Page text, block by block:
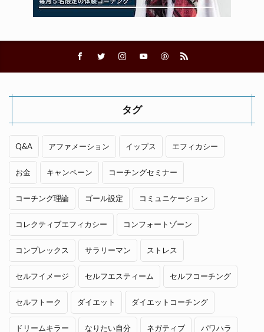
タグ
Q&A アファメーション イップス エフィカシー
お金 キャンペーン コーチングセミナー
コーチング理論 ゴール設定 コミュニケーション
コレクティブエフィカシー コンフォートゾーン
コンプレックス サラリーマン ストレス
セルフイメージ セルフエスティーム セルフコーチング
セルフトーク ダイエット ダイエットコーチング
ドリームキラー なりたい自分 ネガティブ パワハラ